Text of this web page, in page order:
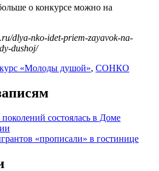
о конкурсе можно на
dlya-nko-idet-priem-zayavok-na-
dushoj/
«Молоды душой», СОНКО
состоялась в Доме
«прописали» в гостинице